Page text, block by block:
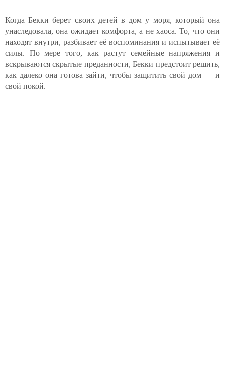
Когда Бекки берет своих детей в дом у моря, который она
унаследовала, она ожидает комфорта, а не хаоса. То, что они
находят внутри, разбивает её воспоминания и испытывает её
силы. По мере того, как растут семейные напряжения и
вскрываются скрытые преданности, Бекки предстоит решить,
как далеко она готова зайти, чтобы защитить свой дом — и
свой покой.